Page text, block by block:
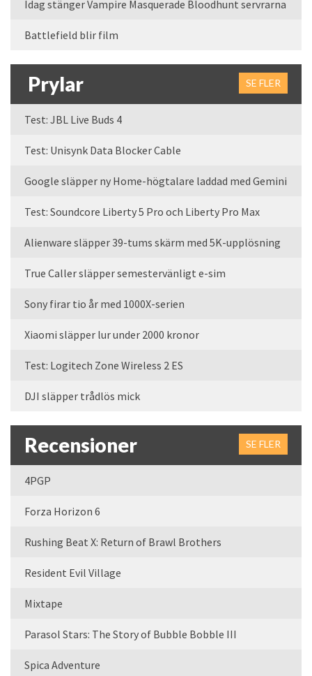
Idag stänger Vampire Masquerade Bloodhunt servrarna
Battlefield blir film
Prylar SE FLER
Test: JBL Live Buds 4
Test: Unisynk Data Blocker Cable
Google släpper ny Home-högtalare laddad med Gemini
Test: Soundcore Liberty 5 Pro och Liberty Pro Max
Alienware släpper 39-tums skärm med 5K-upplösning
True Caller släpper semestervänligt e-sim
Sony firar tio år med 1000X-serien
Xiaomi släpper lur under 2000 kronor
Test: Logitech Zone Wireless 2 ES
DJI släpper trådlös mick
Recensioner SE FLER
4PGP
Forza Horizon 6
Rushing Beat X: Return of Brawl Brothers
Resident Evil Village
Mixtape
Parasol Stars: The Story of Bubble Bobble III
Spica Adventure